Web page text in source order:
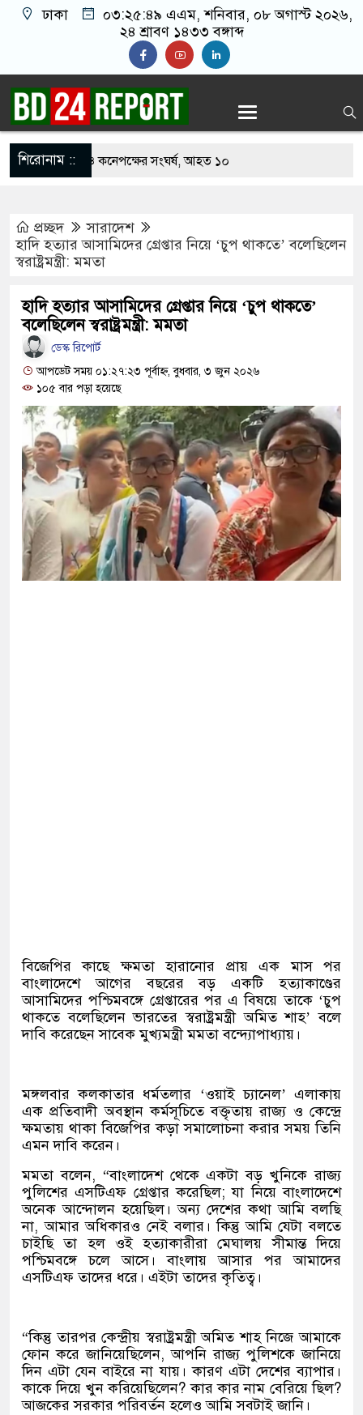
ঢাকা ০৩:২৫:৫০ এএম, শনিবার, ০৮ অগাস্ট ২০২৬,
২৪ শ্রাবণ ১৪৩৩ বঙ্গাব্দ
শিরোনাম ::
নিয়ে বর ও কনেপক্ষের সংঘর্ষ, আহত ১০
দেশজুড়ে পুলিশের সতর্কতা জারি
আ.লীগের গোপন বৈঠক থেকে গ্রেপ্তার ৬
যুবদল সভাপতি আটক, ভিডিও ভাইরাল
দায়ী থাকবে জামায়াত-এনসিপি: রাশেদ খাঁন
দিলেন জামায়াত বহিষ্কাকৃত গাজী নজরুলের ১২
দায়ী থাকবে জামায়াত-এনসিপি: রাশেদ খাঁন
বর্তমান সরকার: নাহিদ ইসলাম
করতে ন্যাটোভুক্ত দেশে হামলা চালাতে পারে রাশিয়া
প্রচ্ছদ
সারাদেশ
হাদি হত্যার আসামিদের গ্রেপ্তার নিয়ে ‘চুপ থাকতে’ বলেছিলেন
স্বরাষ্ট্রমন্ত্রী: মমতা
হাদি হত্যার আসামিদের গ্রেপ্তার নিয়ে ‘চুপ থাকতে’
বলেছিলেন স্বরাষ্ট্রমন্ত্রী: মমতা
ডেস্ক রিপোর্ট
আপডেট সময় ০১:২৭:২৩ পূর্বাহ্ন, বুধবার, ৩ জুন ২০২৬
১০৫ বার পড়া হয়েছে
বিজেপির কাছে ক্ষমতা হারানোর প্রায় এক মাস পর
বাংলাদেশে আগের বছরের বড় একটি হত্যাকাণ্ডের
আসামিদের পশ্চিমবঙ্গে গ্রেপ্তারের পর এ বিষয়ে তাকে ‘চুপ
থাকতে বলেছিলেন ভারতের স্বরাষ্ট্রমন্ত্রী অমিত শাহ’ বলে
দাবি করেছেন সাবেক মুখ্যমন্ত্রী মমতা বন্দ্যোপাধ্যায়।
মঙ্গলবার কলকাতার ধর্মতলার ‘ওয়াই চ্যানেল’ এলাকায়
এক প্রতিবাদী অবস্থান কর্মসূচিতে বক্তৃতায় রাজ্য ও কেন্দ্রে
ক্ষমতায় থাকা বিজেপির কড়া সমালোচনা করার সময় তিনি
এমন দাবি করেন।
মমতা বলেন, “বাংলাদেশ থেকে একটা বড় খুনিকে রাজ্য
পুলিশের এসটিএফ গ্রেপ্তার করেছিল; যা নিয়ে বাংলাদেশে
অনেক আন্দোলন হয়েছিল। অন্য দেশের কথা আমি বলছি
না, আমার অধিকারও নেই বলার। কিন্তু আমি যেটা বলতে
চাইছি তা হল ওই হত্যাকারীরা মেঘালয় সীমান্ত দিয়ে
পশ্চিমবঙ্গে চলে আসে। বাংলায় আসার পর আমাদের
এসটিএফ তাদের ধরে। এইটা তাদের কৃতিত্ব।
“কিন্তু তারপর কেন্দ্রীয় স্বরাষ্ট্রমন্ত্রী অমিত শাহ নিজে আমাকে
ফোন করে জানিয়েছিলেন, আপনি রাজ্য পুলিশকে জানিয়ে
দিন এটা যেন বাইরে না যায়। কারণ এটা দেশের ব্যাপার।
কাকে দিয়ে খুন করিয়েছিলেন? কার কার নাম বেরিয়ে ছিল?
আজকের সরকার পরিবর্তন হলেও আমি সবটাই জানি।